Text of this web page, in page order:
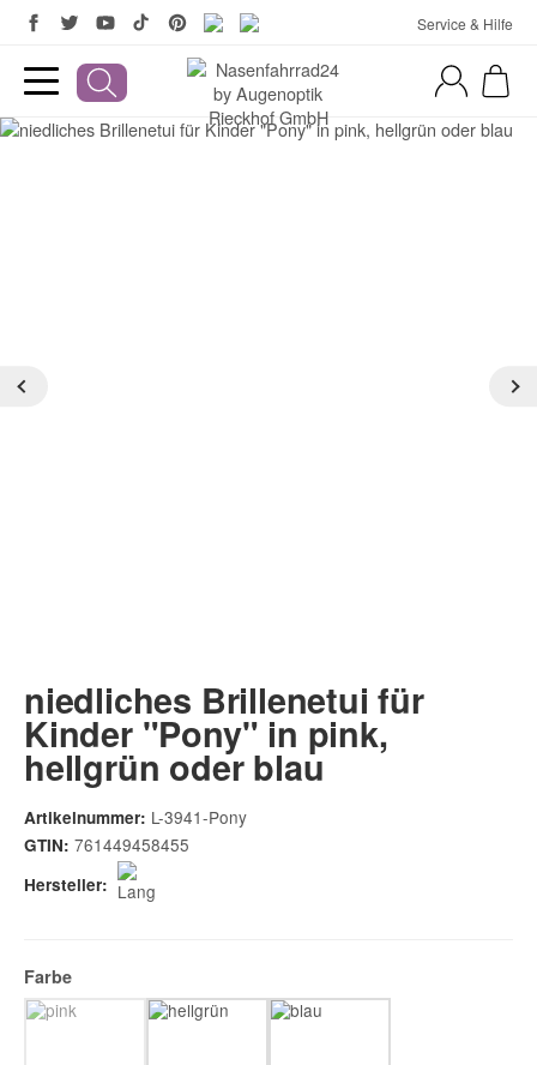
Service & Hilfe
niedliches Brillenetui für
Kinder "Pony" in pink,
hellgrün oder blau
Artikelnummer: L-3941-Pony
GTIN: 761449458455
Hersteller:
Farbe